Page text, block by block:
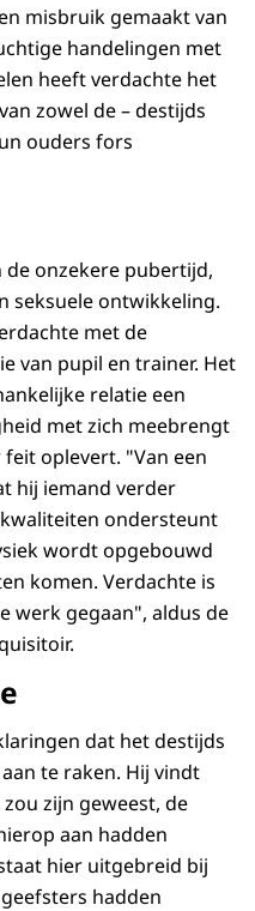
misbruik gemaakt van
handelingen met
heeft verdachte het
zowel de – destijds
ouders fors
de onzekere pubertijd,
seksuele ontwikkeling.
met de
van pupil en trainer. Het
relatie een
met zich meebrengt
oplevert. "Van een
hij iemand verder
ondersteunt
wordt opgebouwd
komen. Verdachte is
werk gegaan", aldus de
dat het destijds
te raken. Hij vindt
zijn geweest, de
aan hadden
hier uitgebreid bij
hadden